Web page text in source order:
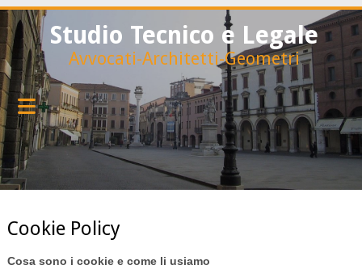
Studio Tecnico e Legale
Avvocati-Architetti-Geometri
Cookie Policy
Cosa sono i cookie e come li usiamo